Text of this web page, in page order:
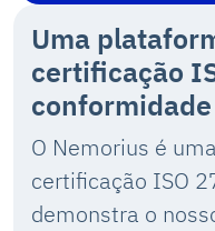
Uma
certificação
conformidade
O Nemorius é
certificação ISO
demonstra o